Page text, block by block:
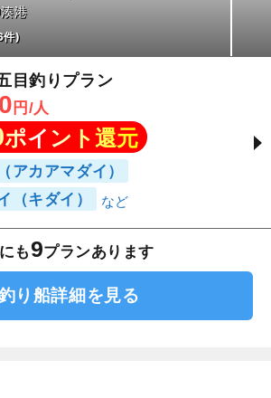
港
件)
目釣りプラン
円/人
ポイント還元
アカアマダイ）
（キダイ）
も9プランあります
り船詳細を見る